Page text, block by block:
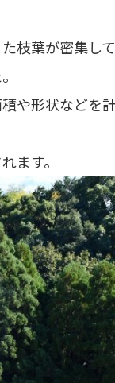
葉が密集し
や形状などを
ます。